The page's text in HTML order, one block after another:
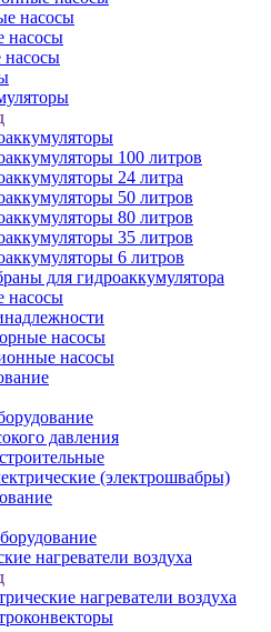
насосы
насосы
насосы
100 литров
24 литра
50 литров
80 литров
35 литров
6 литров
для гидроаккумулятора
насосы
насосы
насосы
давления
(электрошвабры)
нагреватели воздуха
нагреватели воздуха